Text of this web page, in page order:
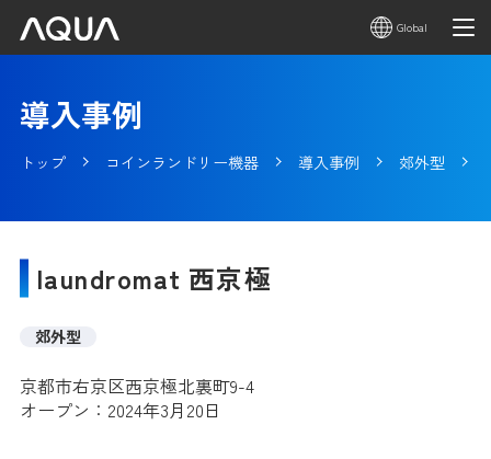
Global
導入事例
トップ コインランドリー機器 導入事例 郊外型
laundromat 西京極
郊外型
京都市右京区西京極北裏町9-4
オープン：2024年3月20日